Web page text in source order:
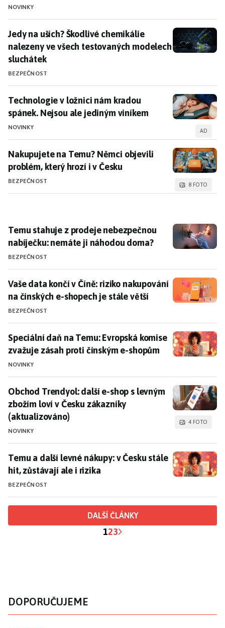
být obezřetní ohledně bezpečnostních rizik. Objevují se
stížnosti na ochranu osobních údajů a otázky týkající se
pravosti a bezpečnosti produktů.Evropská unie a další
instituce zvažují regulační opatření, aby tyto problémy
řešily.
Tipy a trendy
Proč je Temu oblíbený:Objevte tajné triky pro
levnější nákupy
: Nejlepší elektronické vychytávky za pár
Objevte
neobvyklé doplňky za skvělé ceny.
NOVINKY
Jedy na uších? Škodlivé chemikálie nalezeny ve
Jedy na uších? Škodlivé chemikálie
nalezeny ve všech testovaných modelech
sluchátek
BEZPEČNOST
Technologie v ložnici nám kradou spánek. Nejsou
Technologie v ložnici nám kradou
spánek. Nejsou ale jediným viníkem
NOVINKY AD
Nakupujete na Temu? Němci objevili problém, který
Nakupujete na Temu? Němci objevili
problém, který hrozí i v Česku
BEZPEČNOST 8 FOTO
Temu stahuje z prodeje nebezpečnou nabíječku:
Temu stahuje z prodeje nebezpečnou
nabíječku: nemáte ji náhodou doma?
BEZPEČNOST
Vaše data končí v Číně: riziko nakupování na
Vaše data končí v Číně: riziko nakupování
na čínských e-shopech je stále větší
BEZPEČNOST
Speciální daň na Temu: Evropská komise zvažuje
Speciální daň na Temu: Evropská komise
zvažuje zásah proti čínským e-shopům
NOVINKY
Obchod Trendyol: další e-shop s levným zbožím loví
Obchod Trendyol: další e-shop s levným
zbožím loví v Česku zákazníky
(aktualizováno)
NOVINKY
4 FOTO
Temu a další levné nákupy: v Česku stále hit,
Temu a další levné nákupy: v Česku stále
hit, zůstávají ale i rizika
BEZPEČNOST
DALŠÍ ČLÁNKY
123
DOPORUČUJEME